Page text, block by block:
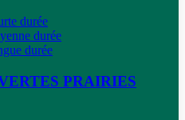
durée
durée
durée
PRAIRIES